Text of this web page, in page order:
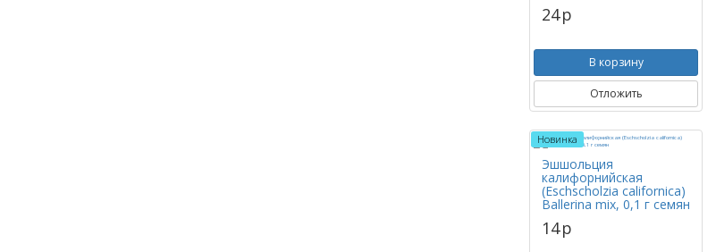
24p
В корзину
Отложить
Новинка
Эшшольция
калифорнийская
(Eschscholzia californica)
Ballerina mix, 0,1 г семян
14p